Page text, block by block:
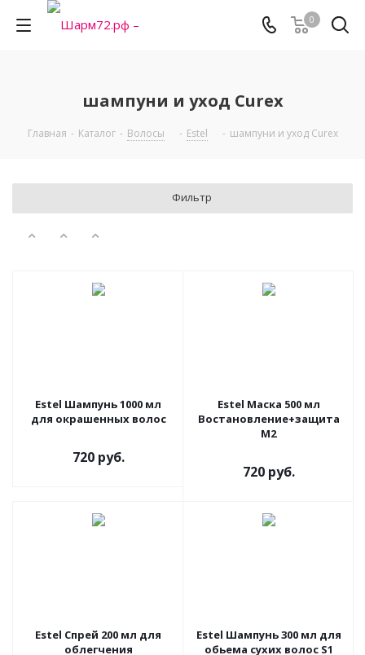
0
шампуни и уход Curex
Главная - Каталог - Волосы - Estel - шампуни и уход Curex
Фильтр
Estel Шампунь 1000 мл
для окрашенных волос
720 руб.
Estel Маска 500 мл
Востановление+защита
M2
720 руб.
Estel Спрей 200 мл для
облегчения
Estel Шампунь 300 мл для
обьема сухих волос S1